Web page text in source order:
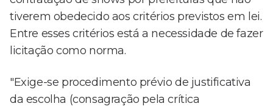
tiverem obedecido aos critérios previstos em lei.
Entre esses critérios está a necessidade de fazer
licitação como norma.
"Exige-se procedimento prévio de justificativa
da escolha (consagração pela crítica